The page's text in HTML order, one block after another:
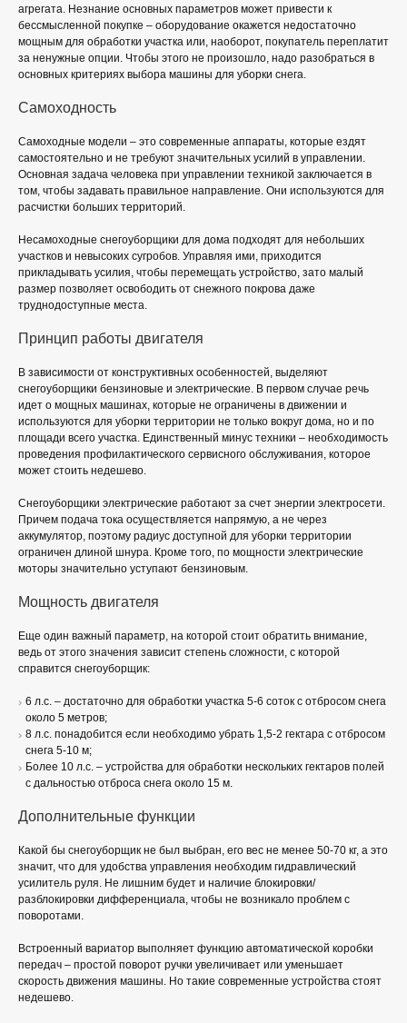
агрегата. Незнание основных параметров может привести к
бессмысленной покупке – оборудование окажется недостаточно
мощным для обработки участка или, наоборот, покупатель переплатит
за ненужные опции. Чтобы этого не произошло, надо разобраться в
основных критериях выбора машины для уборки снега.
Самоходность
Самоходные модели – это современные аппараты, которые ездят
самостоятельно и не требуют значительных усилий в управлении.
Основная задача человека при управлении техникой заключается в
том, чтобы задавать правильное направление. Они используются для
расчистки больших территорий.
Несамоходные снегоуборщики для дома подходят для небольших
участков и невысоких сугробов. Управляя ими, приходится
прикладывать усилия, чтобы перемещать устройство, зато малый
размер позволяет освободить от снежного покрова даже
труднодоступные места.
Принцип работы двигателя
В зависимости от конструктивных особенностей, выделяют
снегоуборщики бензиновые и электрические. В первом случае речь
идет о мощных машинах, которые не ограничены в движении и
используются для уборки территории не только вокруг дома, но и по
площади всего участка. Единственный минус техники – необходимость
проведения профилактического сервисного обслуживания, которое
может стоить недешево.
Снегоуборщики электрические работают за счет энергии электросети.
Причем подача тока осуществляется напрямую, а не через
аккумулятор, поэтому радиус доступной для уборки территории
ограничен длиной шнура. Кроме того, по мощности электрические
моторы значительно уступают бензиновым.
Мощность двигателя
Еще один важный параметр, на которой стоит обратить внимание,
ведь от этого значения зависит степень сложности, с которой
справится снегоуборщик:
6 л.с. – достаточно для обработки участка 5-6 соток с отбросом снега
около 5 метров;
8 л.с. понадобится если необходимо убрать 1,5-2 гектара с отбросом
снега 5-10 м;
Более 10 л.с. – устройства для обработки нескольких гектаров полей
с дальностью отброса снега около 15 м.
Дополнительные функции
Какой бы снегоуборщик не был выбран, его вес не менее 50-70 кг, а это
значит, что для удобства управления необходим гидравлический
усилитель руля. Не лишним будет и наличие блокировки/
разблокировки дифференциала, чтобы не возникало проблем с
поворотами.
Встроенный вариатор выполняет функцию автоматической коробки
передач – простой поворот ручки увеличивает или уменьшает
скорость движения машины. Но такие современные устройства стоят
недешево.